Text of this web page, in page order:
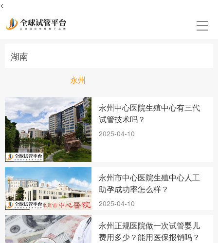
<
湖南
永州
永州中心医院生殖中心有三代
试管技术吗？
2025-04-10
永州市中心医院生殖中心人工
助孕成功率怎么样？
2025-04-10
永州正规医院做一次试管婴儿
费用多少？能用医保报销吗？